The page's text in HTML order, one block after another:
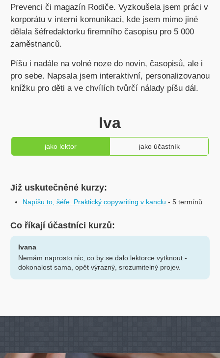
Prevenci či magazín Rodiče. Vyzkoušela jsem práci v
korporátu v interní komunikaci, kde jsem mimo jiné
dělala šéfredaktorku firemního časopisu pro 5 000
zaměstnanců.
Píšu i nadále na volné noze do novin, časopisů, ale i
pro sebe. Napsala jsem interaktivní, personalizovanou
knížku pro děti a ve chvílích tvůrčí nálady píšu dál.
Iva
jako lektor jako účastník
Již uskutečněné kurzy:
Napíšu to, šéfe. Praktický copywriting v kanclu - 5 termínů
Co říkají účastníci kurzů:
Ivana
Nemám naprosto nic, co by se dalo lektorce vytknout -
dokonalost sama, opět výrazný, srozumitelný projev.